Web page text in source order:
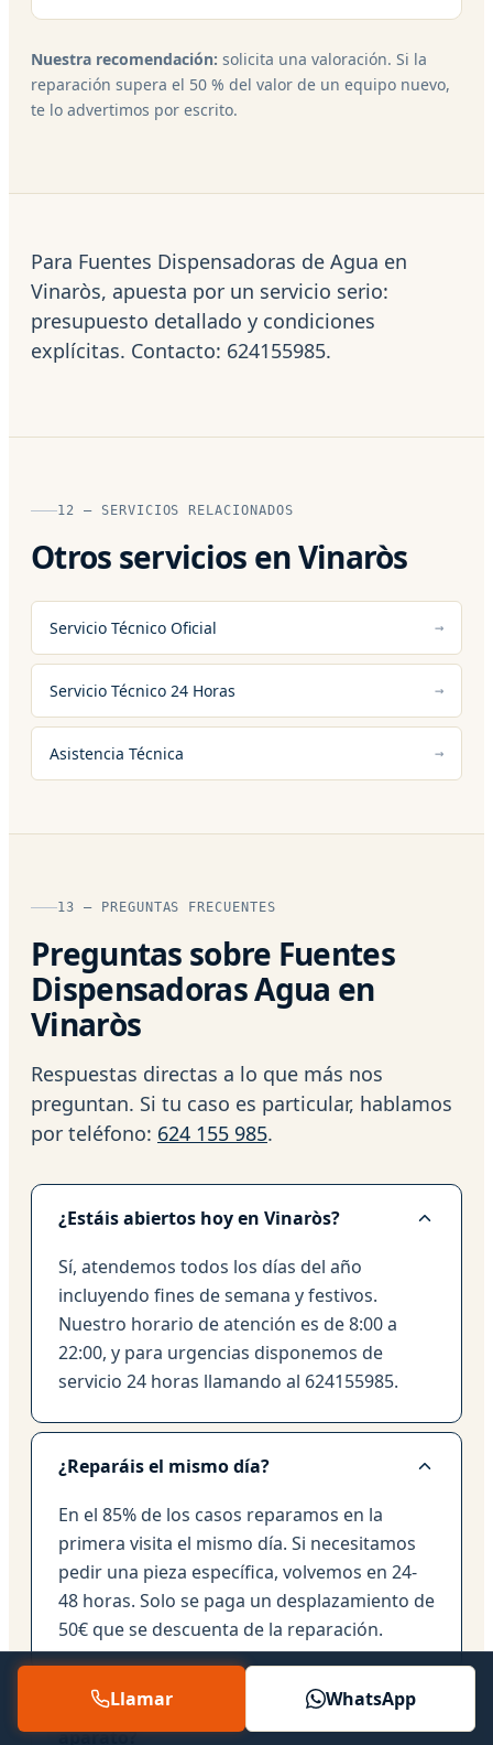
Nuestra recomendación: solicita una valoración. Si la
reparación supera el 50 % del valor de un equipo nuevo,
te lo advertimos por escrito.
Para Fuentes Dispensadoras de Agua en
Vinaròs, apuesta por un servicio serio:
presupuesto detallado y condiciones
explícitas. Contacto: 624155985.
12 — SERVICIOS RELACIONADOS
Otros servicios en Vinaròs
Servicio Técnico Oficial
Servicio Técnico 24 Horas
Asistencia Técnica
13 — PREGUNTAS FRECUENTES
Preguntas sobre Fuentes
Dispensadoras Agua en
Vinaròs
Respuestas directas a lo que más nos
preguntan. Si tu caso es particular, hablamos
por teléfono: 624 155 985.
¿Estáis abiertos hoy en Vinaròs?
Sí, atendemos todos los días del año
incluyendo fines de semana y festivos.
Nuestro horario de atención es de 8:00 a
22:00, y para urgencias disponemos de
servicio 24 horas llamando al 624155985.
¿Reparáis el mismo día?
En el 85% de los casos reparamos en la
primera visita el mismo día. Si necesitamos
pedir una pieza específica, volvemos en 24-
48 horas. Solo se paga un desplazamiento de
50€ que se descuenta de la reparación.
¿Por qué cobráis 50€ por mirar el
aparato?
Llamar WhatsApp